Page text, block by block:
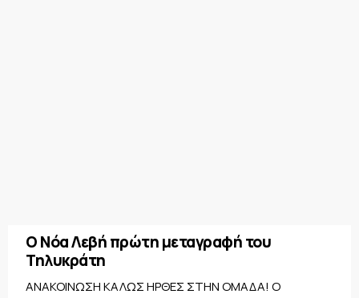
Ο Νόα Λεβή πρώτη μεταγραφή του
Τηλυκράτη
ΑΝΑΚΟΙΝΩΣΗ ΚΑΛΩΣ ΗΡΘΕΣ ΣΤΗΝ ΟΜΑΔΑ! Ο